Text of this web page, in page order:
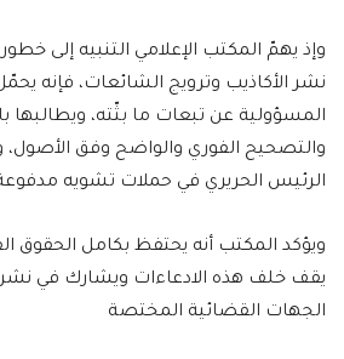
وإذ يهمّ المكتب الإعلامي التنبيه إلى
نشر الأكاذيب وترويج الشائعات، فإنه
المسؤولية عن تبعات ما بثّته، ويطالبها
والتصحيح الفوري والواضح وفق الأصول،
الرئيس الحريري في حملات تشويه مدفوعة
ويؤكد المكتب أنه يحتفظ بكامل الحقوق
يقف خلف هذه الادعاءات ويشارك في
الجهات القضائية المختصة